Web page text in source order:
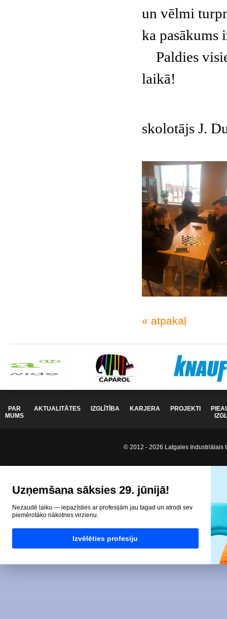
un vēlmi
ka pasākums
Paldies
laikā!
skolotājs J.
« atpakaļ
PAR
MUMS
AKTUALITĀTES IZGLĪTĪBA KARJERA PROJEKTI
© 2012 - 2026 Latgales Industriālais
Uzņemšana sāksies 29. jūnijā!
Nezaudē laiku — iepazīsties ar profesijām jau tagad un atrodi sev
piemērotāko nākotnes virzienu.
Izvēlēties profesiju